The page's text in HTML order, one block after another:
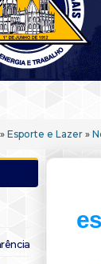
» Esporte e Lazer »